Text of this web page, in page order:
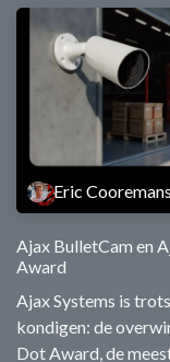
Eric Cooremans
Ajax BulletCam en
Award
Ajax Systems is
kondigen: de
Dot Award, de